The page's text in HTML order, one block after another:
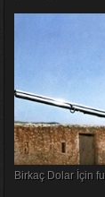
Birkaç Dolar İçin